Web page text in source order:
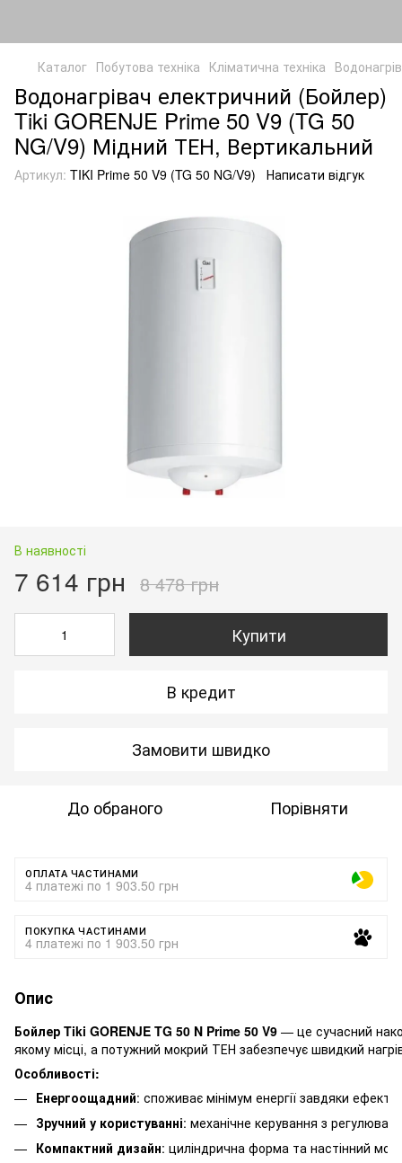
Каталог Побутова техніка Кліматична техніка
Водонагрівач електричний (Бойлер)
Tiki GORENJE Prime 50 V9 (TG 50
NG/V9) Мідний ТЕН, Вертикальний
Артикул: TIKI Prime 50 V9 (TG 50 NG/V9) Написати відгук
В наявності
7 614 грн 8 478 грн
Купити
В кредит
Замовити швидко
До обраного Порівняти
ОПЛАТА ЧАСТИНАМИ
4 платежі по 1 903.50 грн
ПОКУПКА ЧАСТИНАМИ
4 платежі по 1 903.50 грн
Опис
Бойлер Tiki GORENJE TG 50 N Prime 50 V9 — це сучасний
якому місці, а потужний мокрий ТЕН забезпечує швидкий
Особливості:
Енергоощадний: споживає мінімум енергії завдяки
Зручний у користуванні: механічне керування з
Компактний дизайн: циліндрична форма та настінний